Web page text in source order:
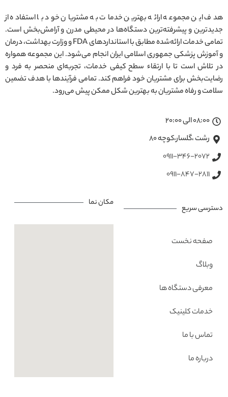
هدف این مجموعه ارائه بهترین خدمات به مشتریان خود با استفاده از
جدیدترین و پیشرفته‌ترین دستگاه‌ها در محیطی مدرن و آرامش‌بخش است.
تمامی خدمات ارائه‌شده مطابق با استانداردهای FDA و وزارت بهداشت، درمان
و آموزش پزشکی جمهوری اسلامی ایران انجام می‌شود. این مجموعه همواره
در تلاش است تا با ارتقاء سطح کیفی خدمات، تجربه‌ای منحصر به فرد و
رضایت‌بخش برای مشتریان خود فراهم کند. تمامی فرآیندها با هدف تضمین
سلامت و رفاه مشتریان به بهترین شکل ممکن پیش می‌رود.
08:00 الی 20:00
رشت ،گلسار،کوچه ۸۰
0911-346-2072
0911-847-2811
دسترسی سریع
صفحه نخست
وبلاگ
معرفی دستگاه ها
خدمات کلینیک
تماس با ما
درباره ما
مکان نما